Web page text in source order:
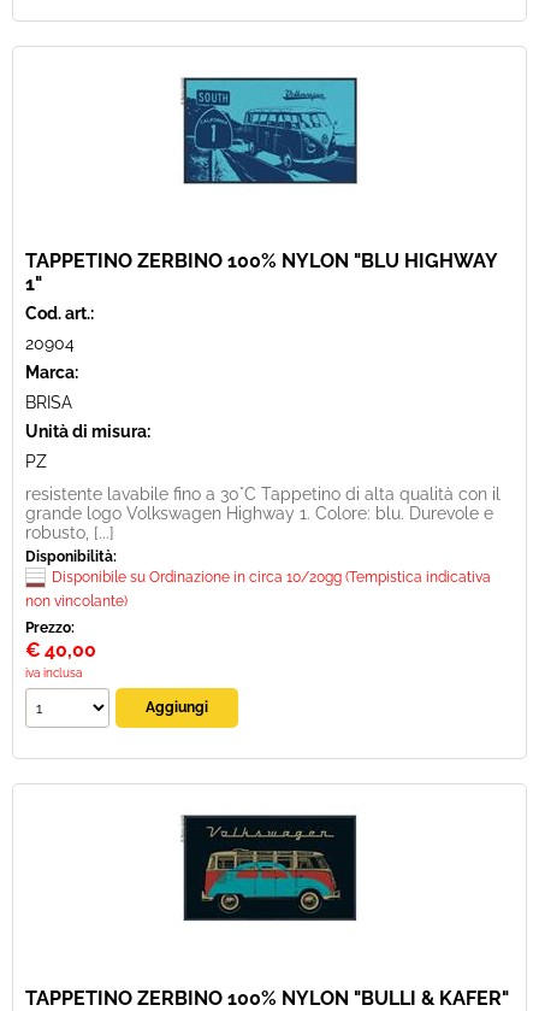
TAPPETINO ZERBINO 100% NYLON "BLU HIGHWAY
1"
Cod. art.:
20904
Marca:
BRISA
Unità di misura:
PZ
resistente lavabile fino a 30°C Tappetino di alta qualità con il
grande logo Volkswagen Highway 1. Colore: blu. Durevole e
robusto, [...]
Disponibilità:
Disponibile su Ordinazione in circa 10/20gg (Tempistica indicativa
non vincolante)
Prezzo:
€ 40,00
iva inclusa
TAPPETINO ZERBINO 100% NYLON "BULLI & KAFER"